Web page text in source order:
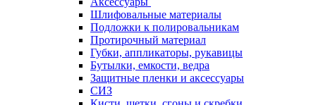
Шлифовальные материалы
Подложки к полировальникам
Протирочный материал
Губки, аппликаторы, рукавицы
Бутылки, емкости, ведра
Защитные пленки и аксессуары
СИЗ